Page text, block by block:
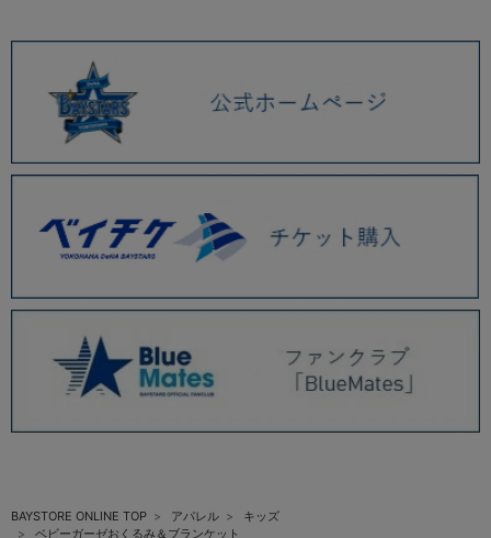
BAYSTORE ONLINE TOP アパレル
キッズ
ベビーガーゼおくるみ＆ブランケット